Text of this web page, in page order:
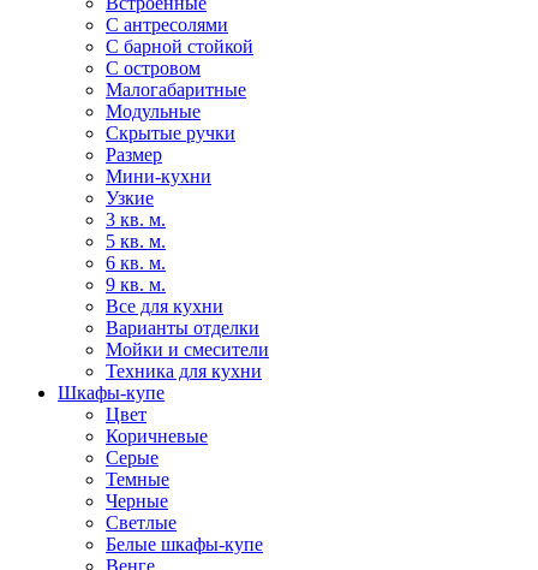
С антресолями
С барной стойкой
С островом
Малогабаритные
Модульные
Скрытые ручки
Размер
Мини-кухни
Узкие
3 кв. м.
5 кв. м.
6 кв. м.
9 кв. м.
Все для кухни
Варианты отделки
Мойки и смесители
Техника для кухни
Шкафы-купе
Цвет
Коричневые
Серые
Темные
Черные
Светлые
Белые шкафы-купе
Венге